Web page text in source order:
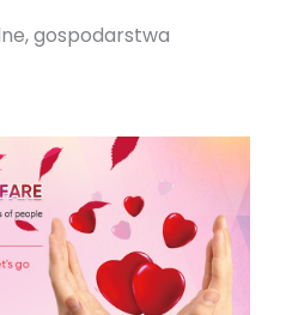
gospodarstwa